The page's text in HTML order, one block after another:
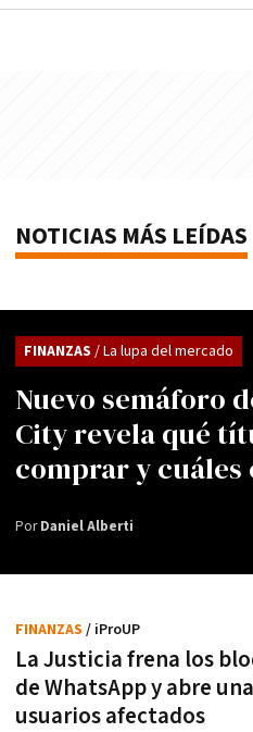
NOTICIAS MÁS LEÍDAS
Nuevo semáforo
City revela qué
comprar y
FINANZAS / La lupa del mercado
PorDaniel Alberti
La Justicia frena los
de WhatsApp y abre
usuarios afectados
FINANZAS / iProUP